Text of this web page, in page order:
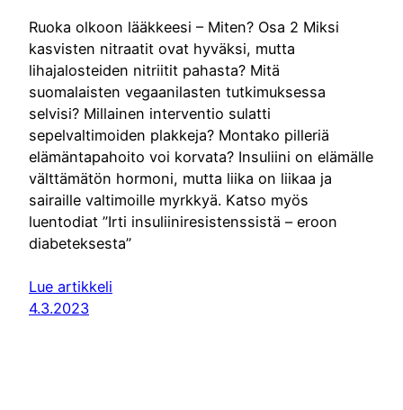
Ruoka olkoon lääkkeesi – Miten? Osa 2 Miksi
kasvisten nitraatit ovat hyväksi, mutta
lihajalosteiden nitriitit pahasta? Mitä
suomalaisten vegaanilasten tutkimuksessa
selvisi? Millainen interventio sulatti
sepelvaltimoiden plakkeja? Montako pilleriä
elämäntapahoito voi korvata? Insuliini on elämälle
välttämätön hormoni, mutta liika on liikaa ja
sairaille valtimoille myrkkyä. Katso myös
luentodiat ”Irti insuliiniresistenssistä – eroon
diabeteksesta”
Lue artikkeli
4.3.2023